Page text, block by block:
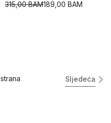
189,00 BAM
315,00BAM
strana Sljedeća